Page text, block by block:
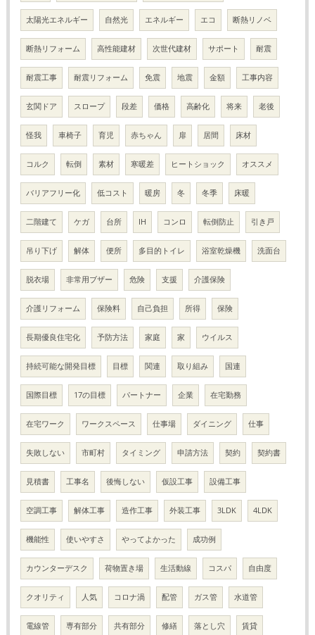
太陽光エネルギー 自然光 エネルギー エコ 断熱リノベ
断熱リフォーム 高性能建材 次世代建材 サポート 耐震
耐震工事 耐震リフォーム 免震 地震 金額 工事内容
玄関ドア スロープ 段差 価格 高齢化 将来 老後
怪我 車椅子 育児 赤ちゃん 扉 居間 床材
コルク 転倒 素材 寒暖差 ヒートショック オススメ
バリアフリー化 低コスト 暖房 冬 冬季 床暖
二階建て ケガ 台所 IH コンロ 転倒防止 引き戸
吊り下げ 解体 便所 多目的トイレ 浴室乾燥機 洗面台
脱衣場 非常用ブザー 危険 支援 介護保険
介護リフォーム 保険料 自己負担 所得 保険
長期優良住宅化 予防方法 家庭 家 ウイルス
持続可能な開発目標 目標 関連 取り組み 国連
国際目標 17の目標 パートナー 企業 在宅勤務
在宅ワーク ワークスペース 仕事場 ダイニング 仕事
失敗しない 市町村 タイミング 申請方法 契約 契約書
見積書 工事名 後悔しない 仮設工事 設備工事
空調工事 解体工事 造作工事 外装工事 3LDK 4LDK
機能性 使いやすさ やってよかった 成功例
カウンターデスク 荷物置き場 生活動線 コスパ 自由度
クオリティ 人気 コロナ渦 配管 ガス管 水道管
電線管 専有部分 共有部分 修繕 落とし穴 賃貸